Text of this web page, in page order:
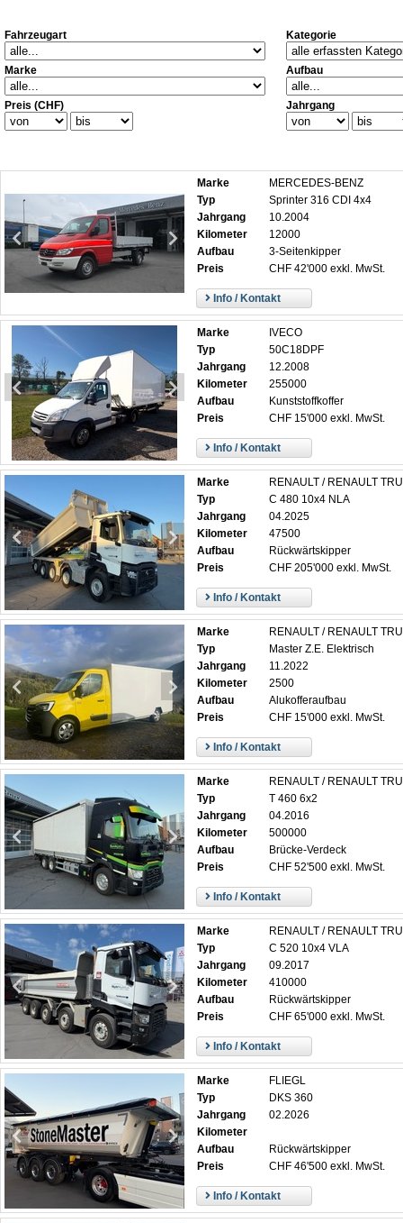
Fahrzeugart Kategorie
Marke Aufbau
Preis (CHF) Jahrgang
Marke
MERCEDES-BENZ
Typ
Sprinter 316 CDI 4x4
Jahrgang
10.2004
Kilometer
12000
Aufbau
3-Seitenkipper
Preis
CHF 42'000 exkl. MwSt.
Info / Kontakt
Marke
IVECO
Typ
50C18DPF
Jahrgang
12.2008
Kilometer
255000
Aufbau
Kunststoffkoffer
Preis
CHF 15'000 exkl. MwSt.
Info / Kontakt
Marke
RENAULT / RENAULT
Typ
C 480 10x4 NLA
Jahrgang
04.2025
Kilometer
47500
Aufbau
Rückwärtskipper
Preis
CHF 205'000 exkl. MwSt.
Info / Kontakt
Marke
RENAULT / RENAULT
Typ
Master Z.E. Elektrisch
Jahrgang
11.2022
Kilometer
2500
Aufbau
Alukofferaufbau
Preis
CHF 15'000 exkl. MwSt.
Info / Kontakt
Marke
RENAULT / RENAULT
Typ
T 460 6x2
Jahrgang
04.2016
Kilometer
500000
Aufbau
Brücke-Verdeck
Preis
CHF 52'500 exkl. MwSt.
Info / Kontakt
Marke
RENAULT / RENAULT
Typ
C 520 10x4 VLA
Jahrgang
09.2017
Kilometer
410000
Aufbau
Rückwärtskipper
Preis
CHF 65'000 exkl. MwSt.
Info / Kontakt
Marke
FLIEGL
Typ
DKS 360
Jahrgang
02.2026
Kilometer
Aufbau
Rückwärtskipper
Preis
CHF 46'500 exkl. MwSt.
Info / Kontakt